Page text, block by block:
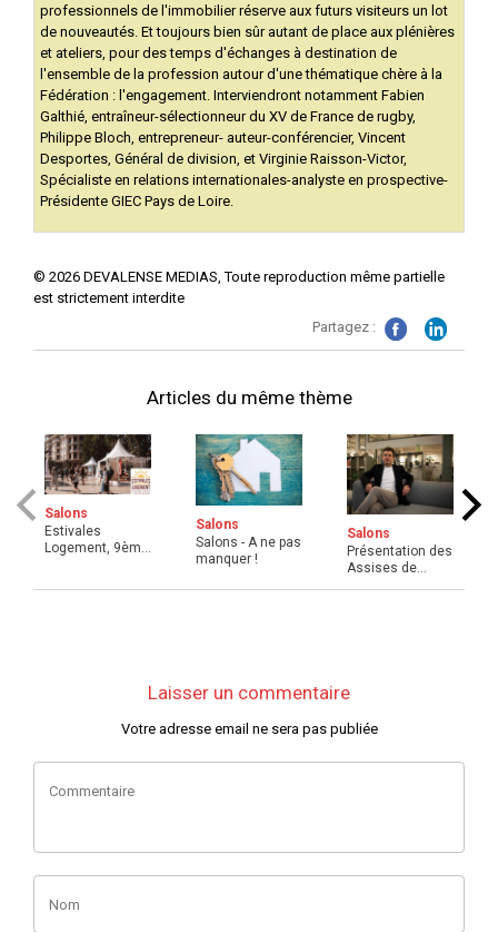
professionnels de l'immobilier réserve aux futurs visiteurs un lot
de nouveautés. Et toujours bien sûr autant de place aux plénières
et ateliers, pour des temps d'échanges à destination de
l'ensemble de la profession autour d'une thématique chère à la
Fédération : l'engagement. Interviendront notamment Fabien
Galthié, entraîneur-sélectionneur du XV de France de rugby,
Philippe Bloch, entrepreneur- auteur-conférencier, Vincent
Desportes, Général de division, et Virginie Raisson-Victor,
Spécialiste en relations internationales-analyste en prospective-
Présidente GIEC Pays de Loire.
© 2026 DEVALENSE MEDIAS, Toute reproduction même partielle
est strictement interdite
Partagez :
Articles du même thème
Salons
Estivales
Logement, 9ème
Salons
Salons - A ne pas
manquer !
Salons
Présentation des
Assises de
Laisser un commentaire
Votre adresse email ne sera pas publiée
Commentaire
Nom